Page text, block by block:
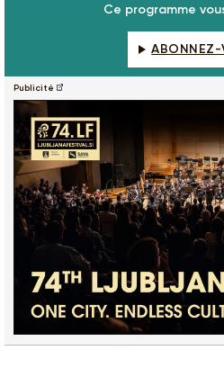
Ce programme
ABONNEZ-
Publicité